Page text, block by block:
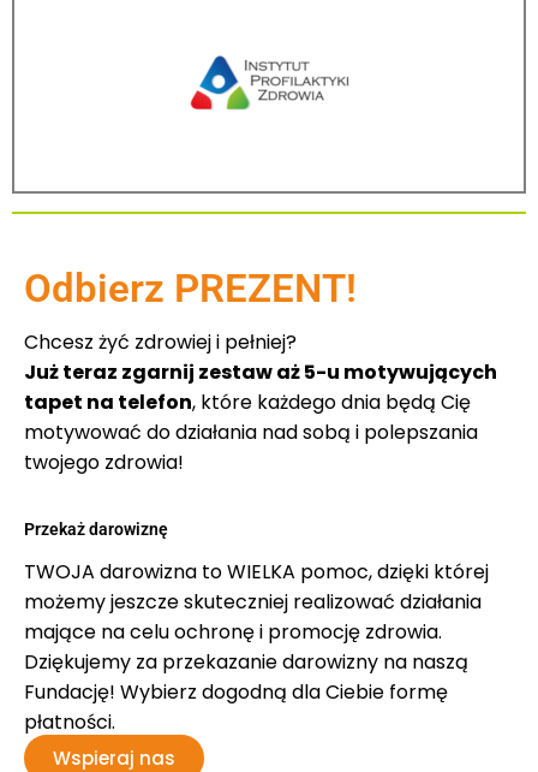
Odbierz PREZENT!
Chcesz żyć zdrowiej i pełniej?
Już teraz zgarnij zestaw aż 5-u motywujących
tapet na telefon, które każdego dnia będą Cię
motywować do działania nad sobą i polepszania
twojego zdrowia!
Przekaż darowiznę
TWOJA darowizna to WIELKA pomoc, dzięki której
możemy jeszcze skuteczniej realizować działania
mające na celu ochronę i promocję zdrowia.
Dziękujemy za przekazanie darowizny na naszą
Fundację! Wybierz dogodną dla Ciebie formę
płatności.
Wspieraj nas